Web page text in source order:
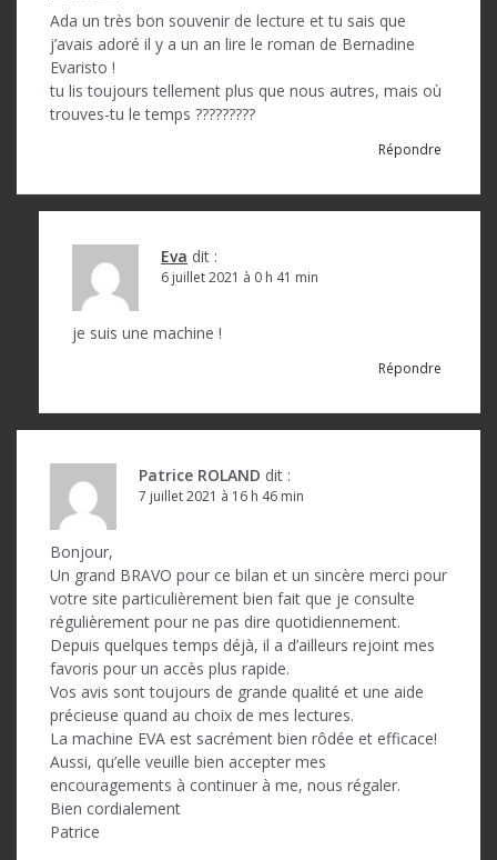
Ada un très bon souvenir de lecture et tu sais que
j’avais adoré il y a un an lire le roman de Bernadine
Evaristo !
tu lis toujours tellement plus que nous autres, mais où
trouves-tu le temps ?????????
Répondre
Eva dit :
6 juillet 2021 à 0 h 41 min
je suis une machine !
Répondre
Patrice ROLAND dit :
7 juillet 2021 à 16 h 46 min
Bonjour,
Un grand BRAVO pour ce bilan et un sincère merci pour
votre site particulièrement bien fait que je consulte
régulièrement pour ne pas dire quotidiennement.
Depuis quelques temps déjà, il a d’ailleurs rejoint mes
favoris pour un accès plus rapide.
Vos avis sont toujours de grande qualité et une aide
précieuse quand au choix de mes lectures.
La machine EVA est sacrément bien rôdée et efficace!
Aussi, qu’elle veuille bien accepter mes
encouragements à continuer à me, nous régaler.
Bien cordialement
Patrice